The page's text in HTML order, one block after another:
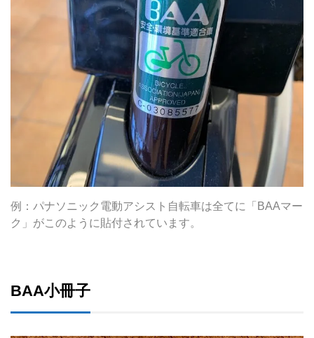
例：パナソニック電動アシスト自転車は全てに「BAAマー
ク」がこのように貼付されています。
BAA小冊子